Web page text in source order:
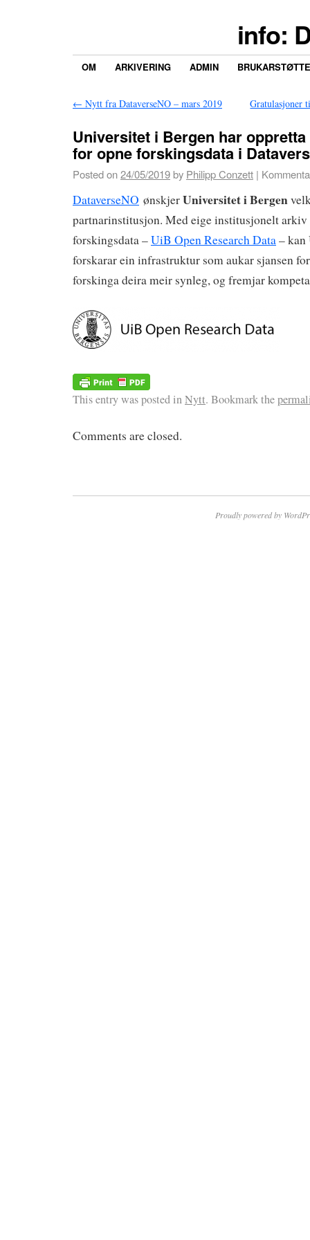
info:
OM ARKIVERING ADMIN BRUKARSTØTTE
← Nytt fra DataverseNO – mars 2019 Gratulasjoner
Universitet i Bergen har
for opne forskingsdata i
Posted on24/05/2019by Philipp Conzett |
DataverseNO ønskjerUniversitet i Bergen
partnarinstitusjon. Med eige institusjonelt arkiv
forskingsdata –UiB Open Research Data–
forskarar ein infrastruktur som aukar sjansen
forskinga deira meir synleg, og fremjar
This entry was posted inNytt. Bookmark the
Comments are closed.
Proudly powered by